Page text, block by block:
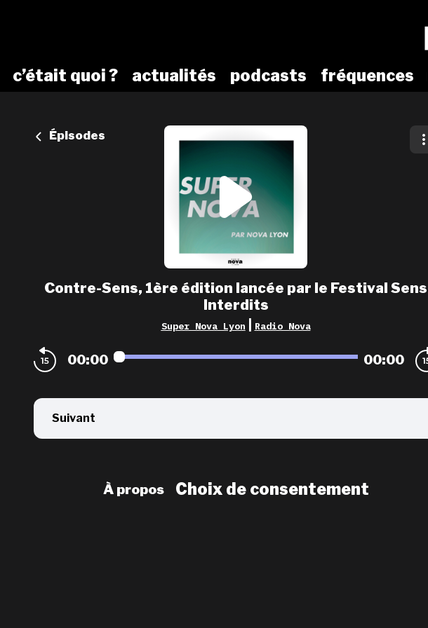
c’était quoi ? actualités podcasts fréquences
Épisodes
Contre-Sens, 1ère édition lancée par le Festival Sens
Interdits
Super Nova Lyon Radio Nova
00:00 00:00
Suivant
À propos Choix de consentement